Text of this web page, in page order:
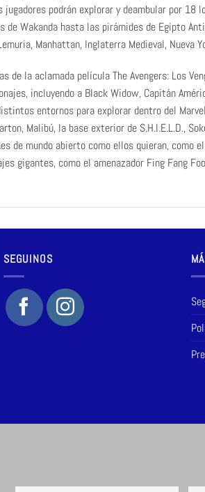
jugadores podrán explorar y deambular por
de Wakanda hasta las pirámides de Egipto
Manhattan, Inglaterra Medieval,
de la aclamada película The Avengers: Los
incluyendo a Black Widow, Capitán
entornos para explorar dentro del
Malibú, la base exterior de S.H.I.E.L.D.,
de mundo abierto como ellos quieran, como
gigantes, como el amenazador Fing Fang
SEGUINOS